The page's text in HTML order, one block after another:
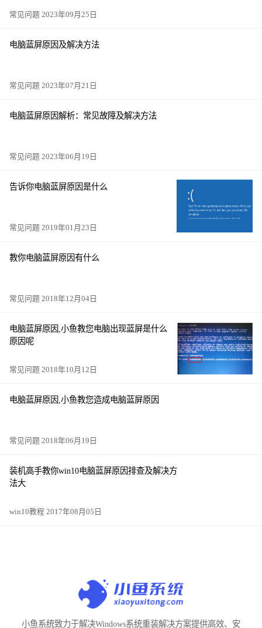
常见问题 2023年09月25日
电脑蓝屏原因及解决方法
常见问题 2023年07月21日
电脑蓝屏原因解析：常见故障及解决方法
常见问题 2023年06月19日
告诉你电脑蓝屏原因是什么
常见问题 2019年01月23日
教你电脑蓝屏原因有什么
常见问题 2018年12月04日
电脑蓝屏原因,小鱼教您电脑出现蓝屏是什么
原因呢
常见问题 2018年10月12日
电脑蓝屏原因,小鱼教您造成电脑蓝屏原因
常见问题 2018年06月19日
装机高手教你win10电脑蓝屏原因排查及解决方
法大
win10教程 2017年08月05日
小鱼系统致力于解决Windows系统重装解决方案提供高效、安